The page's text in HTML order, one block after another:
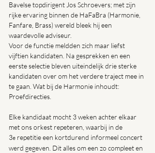
Bavelse topdirigent Jos Schroevers; met zijn
rijke ervaring binnen de HaFaBra (Harmonie,
Fanfare, Brass) wereld bleek hij een
waardevolle adviseur.
Voor de functie meldden zich maar liefst
vijftien kandidaten. Na gesprekken en een
eerste selectie bleven uiteindelijk drie sterke
kandidaten over om het verdere traject mee in
te gaan. Wat bij de Harmonie inhoudt:
Proefdirecties.
Elke kandidaat mocht 3 weken achter elkaar
met ons orkest repeteren, waarbij in de
3e repetitie een kortdurend informeel concert
werd gegeven. Dit alles om een zo compleet en